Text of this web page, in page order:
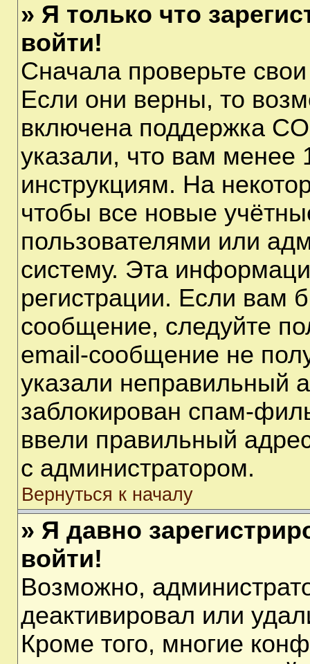
» Я только что
войти!
Сначала проверьте
Если они верны, то
включена поддержка
указали, что вам менее
инструкциям. На
чтобы все новые
пользователями или
систему. Эта
регистрации. Если вам
сообщение, следуйте
email-сообщение не
указали неправильный
заблокирован спам-
ввели правильный
с администратором.
Вернуться к началу
» Я давно
войти!
Возможно,
деактивировал или
Кроме того, многие